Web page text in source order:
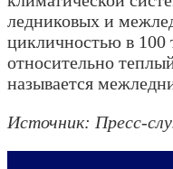
ледниковых и
цикличностью в
относительно
называется
Источник: Пресс-